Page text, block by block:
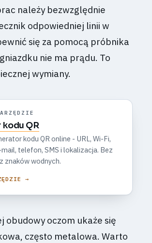
należy bezwzględnie
odpowiedniej linii w
się za pomocą próbnika
nie ma prądu. To
wymiany.
QR
kodu QR online - URL, Wi-Fi,
telefon, SMS i lokalizacja. Bez
znaków wodnych.
→
obudowy oczom ukaże się
często metalowa. Warto